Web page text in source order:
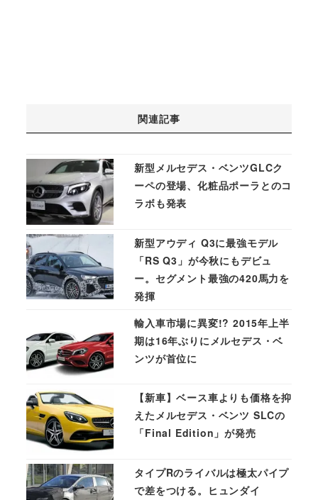
関連記事
新型メルセデス・ベンツGLCク
ーペの登場、化粧品ポーラとのコ
ラボも発表
新型アウディ Q3に最強モデル
「RS Q3」が今秋にもデビュ
ー。セグメント最強の420馬力を
発揮
輸入車市場に異変!? 2015年上半
期は16年ぶりにメルセデス・ベ
ンツが首位に
【新車】ベース車よりも価格を抑
えたメルセデス・ベンツ SLCの
「Final Edition」が発売
タイプRのライバルは極太パイプ
で差をつける。ヒュンダイ